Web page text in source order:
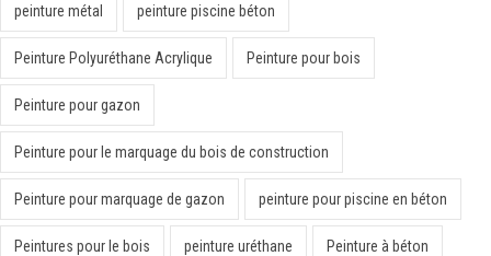
peinture métal peinture piscine béton
Peinture Polyuréthane Acrylique Peinture pour bois
Peinture pour gazon
Peinture pour le marquage du bois de construction
Peinture pour marquage de gazon peinture pour piscine en béton
Peintures pour le bois peinture uréthane Peinture à béton